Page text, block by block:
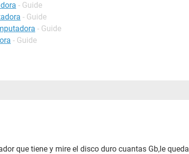
- Guide
- Guide
- Guide
- Guide
que tiene y mire el disco duro cuantas Gb,le queda